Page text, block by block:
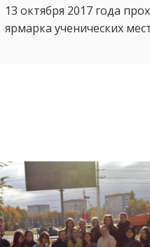
13 октября 2017 года
ярмарка ученических